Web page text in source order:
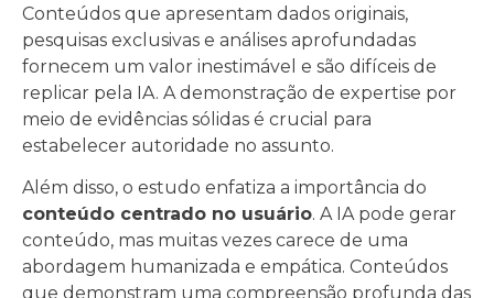
Conteúdos que apresentam dados originais,
pesquisas exclusivas e análises aprofundadas
fornecem um valor inestimável e são difíceis de
replicar pela IA. A demonstração de expertise por
meio de evidências sólidas é crucial para
estabelecer autoridade no assunto.
Além disso, o estudo enfatiza a importância do
conteúdo centrado no usuário. A IA pode gerar
conteúdo, mas muitas vezes carece de uma
abordagem humanizada e empática. Conteúdos
que demonstram uma compreensão profunda das